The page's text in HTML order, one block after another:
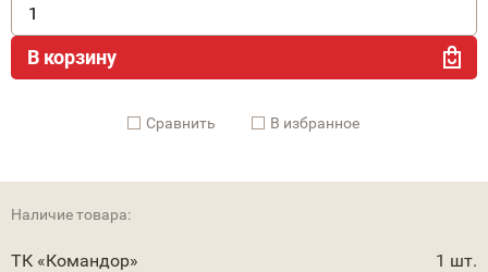
В корзину
Cравнить В избранное
Наличие товара:
ТК «Командор» 1 шт.